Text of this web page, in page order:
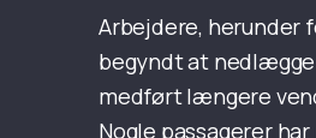
Arbejdere, herunder
begyndt at
medført længere
Nogle passagerer